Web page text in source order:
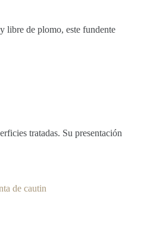
y libre de plomo, este fundente
tratadas. Su presentación